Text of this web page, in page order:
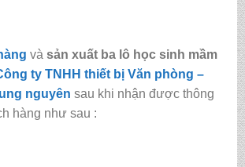
và sản xuất ba lô học sinh mầm
ty TNHH thiết bị Văn phòng –
nguyên sau khi nhận được thông
hàng như sau :